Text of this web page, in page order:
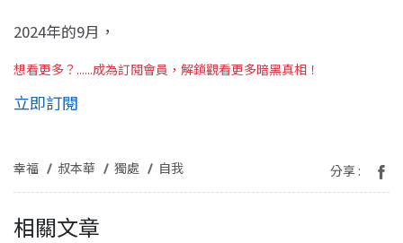
2024年的9月，
想看更多？......成為訂閱會員，解鎖觀看更多暗黑真相！
立即訂閱
幸福 叔本華 獨處 自我 分享 :
相關文章